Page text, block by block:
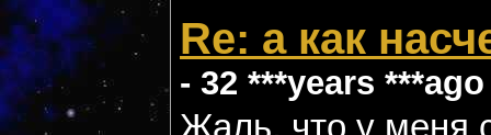
Re: а как
- 32 ***years ***ago
Жаль, что у меня